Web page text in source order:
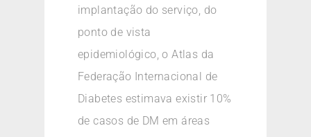
implantação do serviço, do
ponto de vista
epidemiológico, o Atlas da
Federação Internacional de
Diabetes estimava existir 10%
de casos de DM em áreas